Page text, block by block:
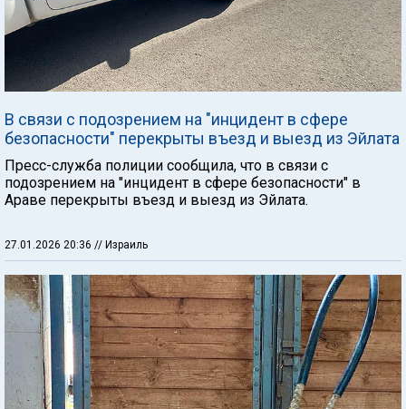
В связи с подозрением на "инцидент в сфере
безопасности" перекрыты въезд и выезд из Эйлата
Пресс-служба полиции сообщила, что в связи с
подозрением на "инцидент в сфере безопасности" в
Араве перекрыты въезд и выезд из Эйлата.
27.01.2026 20:36 // Израиль